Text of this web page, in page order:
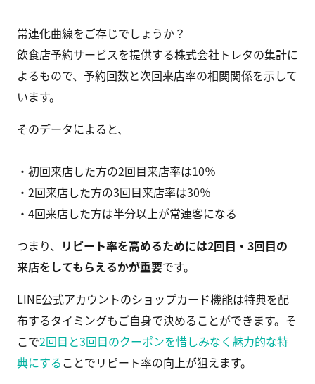
常連化曲線をご存じでしょうか？
飲食店予約サービスを提供する株式会社トレタの集計に
よるもので、予約回数と次回来店率の相関関係を示して
います。
そのデータによると、
・初回来店した方の2回目来店率は10％
・2回来店した方の3回目来店率は30％
・4回来店した方は半分以上が常連客になる
つまり、
リピート率を高めるためには2回目・3回目の
来店をしてもらえるかが重要です。
LINE公式アカウントのショップカード機能は特典を配
布するタイミングもご自身で決めることができます。そ
こで2回目と3回目のクーポンを惜しみなく魅力的な特
典にすることでリピート率の向上が狙えます。